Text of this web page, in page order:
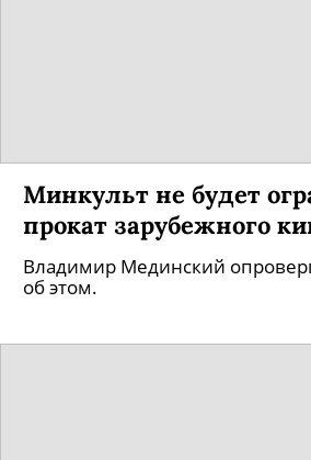
Минкульт не будет
прокат зарубежного
Владимир Мединский
об этом.